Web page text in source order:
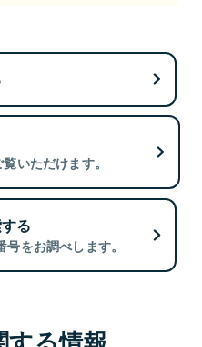
いただけます。
る
をお調べします。